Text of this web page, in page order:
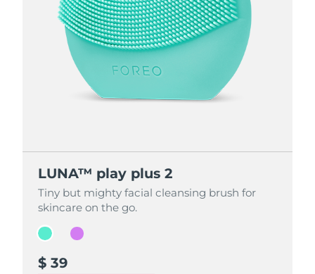
LUNA™ play plus 2
Tiny but mighty facial cleansing brush for
skincare on the go.
$ 39
LUNA™ play plus 2
Tiny but mighty facial cleansing brush for
skincare on the go.
$ 39